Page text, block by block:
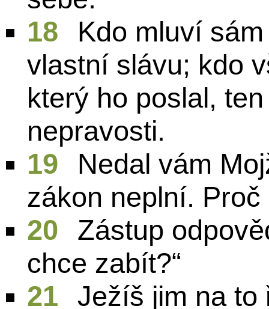
18
Kdo mluví
vlastní slávu; kdo
který ho poslal,
nepravosti.
19
Nedal vám
zákon neplní.
20
Zástup
chce zabít?“
21
Ježíš jim na to